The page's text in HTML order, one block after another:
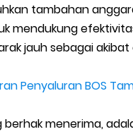
tambahan
mendukung
jauh sebagai akibat
Penyaluran BOS
berhak menerima,